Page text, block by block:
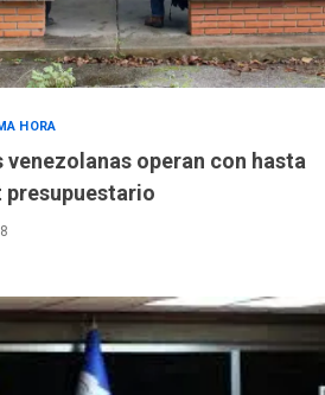
HORA
venezolanas operan con hasta
presupuestario